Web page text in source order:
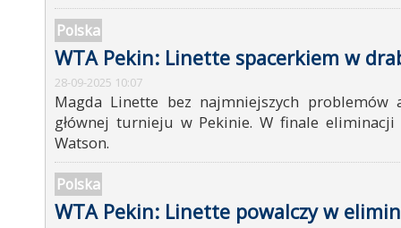
Polska
WTA Pekin: Linette spacerkiem w
28-09-2025 10:07
Magda Linette bez najmniejszych problemów
głównej turnieju w Pekinie. W finale eliminacji
Watson.
Polska
WTA Pekin: Linette powalczy w